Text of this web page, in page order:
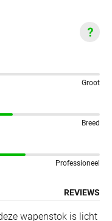
Groot
Breed
Professioneel
REVIEWS
wapenstok is licht